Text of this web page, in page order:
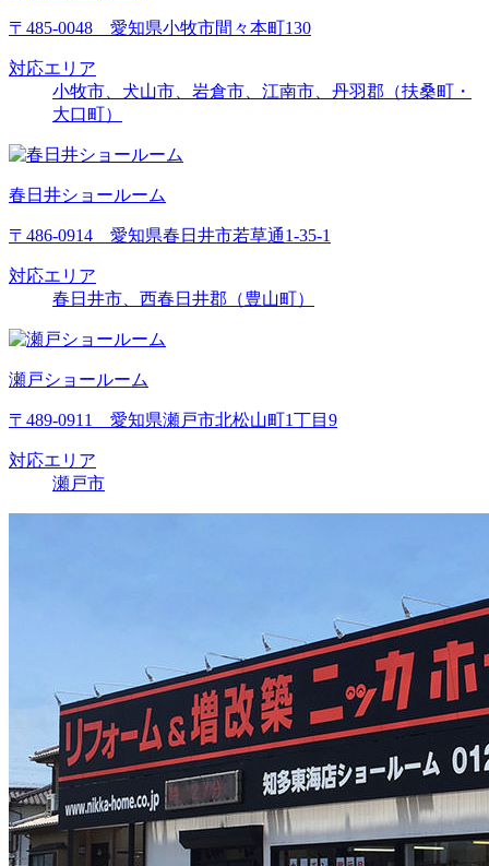
〒485-0048 愛知県小牧市間々本町130
対応エリア
小牧市、犬山市、岩倉市、江南市、丹羽郡（扶桑町・
大口町）
春日井ショールーム
〒486-0914 愛知県春日井市若草通1-35-1
対応エリア
春日井市、西春日井郡（豊山町）
瀬戸ショールーム
〒489-0911 愛知県瀬戸市北松山町1丁目9
対応エリア
瀬戸市